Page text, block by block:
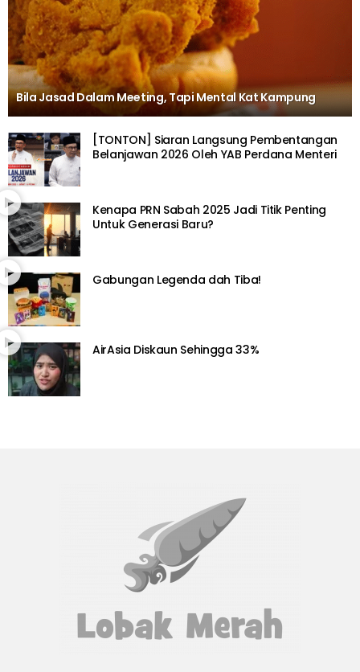
Bila Jasad Dalam Meeting, Tapi Mental Kat Kampung
[TONTON] Siaran Langsung Pembentangan
Belanjawan 2026 Oleh YAB Perdana Menteri
Kenapa PRN Sabah 2025 Jadi Titik Penting
Untuk Generasi Baru?
Gabungan Legenda dah Tiba!
AirAsia Diskaun Sehingga 33%